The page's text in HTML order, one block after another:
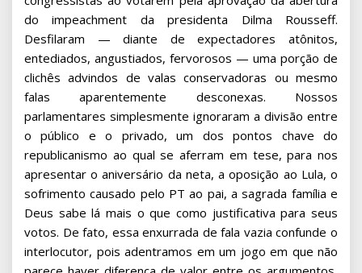
do impeachment da presidenta Dilma Rousseff.
Desfilaram — diante de expectadores atônitos,
entediados, angustiados, fervorosos — uma porção de
clichês advindos de valas conservadoras ou mesmo
falas aparentemente desconexas. Nossos
parlamentares simplesmente ignoraram a divisão entre
o público e o privado, um dos pontos chave do
republicanismo ao qual se aferram em tese, para nos
apresentar o aniversário da neta, a oposição ao Lula, o
sofrimento causado pelo PT ao pai, a sagrada família e
Deus sabe lá mais o que como justificativa para seus
votos. De fato, essa enxurrada de fala vazia confunde o
interlocutor, pois adentramos em um jogo em que não